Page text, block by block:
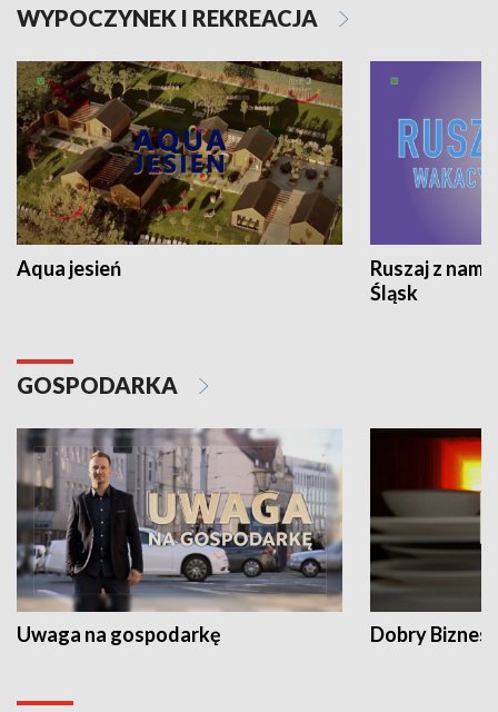
WYPOCZYNEK I REKREACJA
Aqua jesień
Ruszaj z
Śląsk
GOSPODARKA
Uwaga na gospodarkę Dobry Biznes